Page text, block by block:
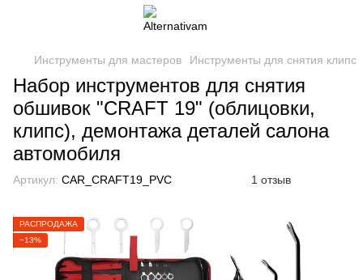
Инструменты для мастеров Инструменты для снятия клипс
Набор инструментов для снятия
обшивок "CRAFT 19" (облицовки,
клипс), демонтажа деталей салона
автомобиля
Артикул: CAR_CRAFT19_PVC 1 отзыв
РАСПРОДАЖА
−13%